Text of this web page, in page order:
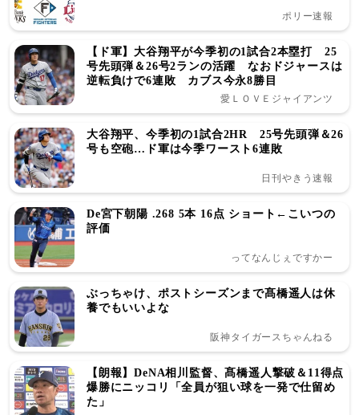
ポリー速報
【ド軍】大谷翔平が今季初の1試合2本塁打 25
号先頭弾＆26号2ランの活躍 なおドジャースは
逆転負けで6連敗 カブス今永8勝目
愛ＬＯＶＥジャイアンツ
大谷翔平、今季初の1試合2HR 25号先頭弾＆26
号も空砲…ド軍は今季ワースト6連敗
日刊やきう速報
De宮下朝陽 .268 5本 16点 ショート←こいつの
評価
ってなんじぇですかー
ぶっちゃけ、ポストシーズンまで髙橋遥人は休
養でもいいよな
阪神タイガースちゃんねる
【朗報】DeNA相川監督、髙橋遥人撃破＆11得点
爆勝にニッコリ「全員が狙い球を一発で仕留め
た」